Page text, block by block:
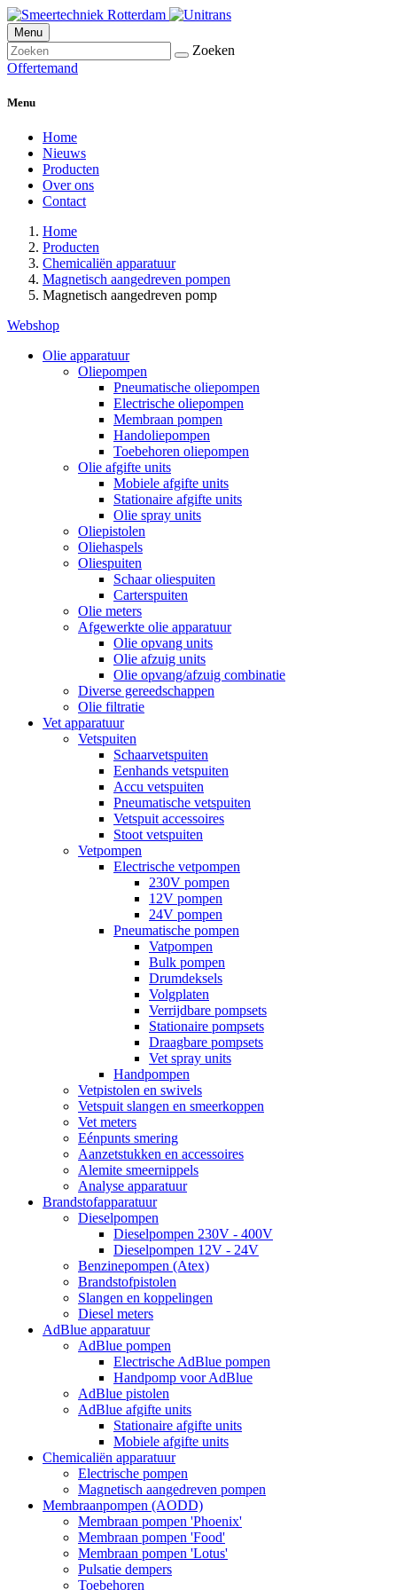
Menu
Zoeken
Offertemand
Menu
Home
Nieuws
Producten
Over ons
Contact
Home
Producten
Chemicaliën apparatuur
Magnetisch aangedreven pompen
Magnetisch aangedreven pomp
Webshop
Olie apparatuur
Oliepompen
Pneumatische oliepompen
Electrische oliepompen
Membraan pompen
Handoliepompen
Toebehoren oliepompen
Olie afgifte units
Mobiele afgifte units
Stationaire afgifte units
Olie spray units
Oliepistolen
Oliehaspels
Oliespuiten
Schaar oliespuiten
Carterspuiten
Olie meters
Afgewerkte olie apparatuur
Olie opvang units
Olie afzuig units
Olie opvang/afzuig combinatie
Diverse gereedschappen
Olie filtratie
Vet apparatuur
Vetspuiten
Schaarvetspuiten
Eenhands vetspuiten
Accu vetspuiten
Pneumatische vetspuiten
Vetspuit accessoires
Stoot vetspuiten
Vetpompen
Electrische vetpompen
230V pompen
12V pompen
24V pompen
Pneumatische pompen
Vatpompen
Bulk pompen
Drumdeksels
Volgplaten
Verrijdbare pompsets
Stationaire pompsets
Draagbare pompsets
Vet spray units
Handpompen
Vetpistolen en swivels
Vetspuit slangen en smeerkoppen
Vet meters
Eénpunts smering
Aanzetstukken en accessoires
Alemite smeernippels
Analyse apparatuur
Brandstofapparatuur
Dieselpompen
Dieselpompen 230V - 400V
Dieselpompen 12V - 24V
Benzinepompen (Atex)
Brandstofpistolen
Slangen en koppelingen
Diesel meters
AdBlue apparatuur
AdBlue pompen
Electrische AdBlue pompen
Handpomp voor AdBlue
AdBlue pistolen
AdBlue afgifte units
Stationaire afgifte units
Mobiele afgifte units
Chemicaliën apparatuur
Electrische pompen
Magnetisch aangedreven pompen
Membraanpompen (AODD)
Membraan pompen 'Phoenix'
Membraan pompen 'Food'
Membraan pompen 'Lotus'
Pulsatie dempers
Toebehoren